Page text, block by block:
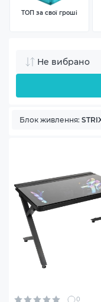
ТОП за свої гроші
Не вибрано
Блок живлення:
0